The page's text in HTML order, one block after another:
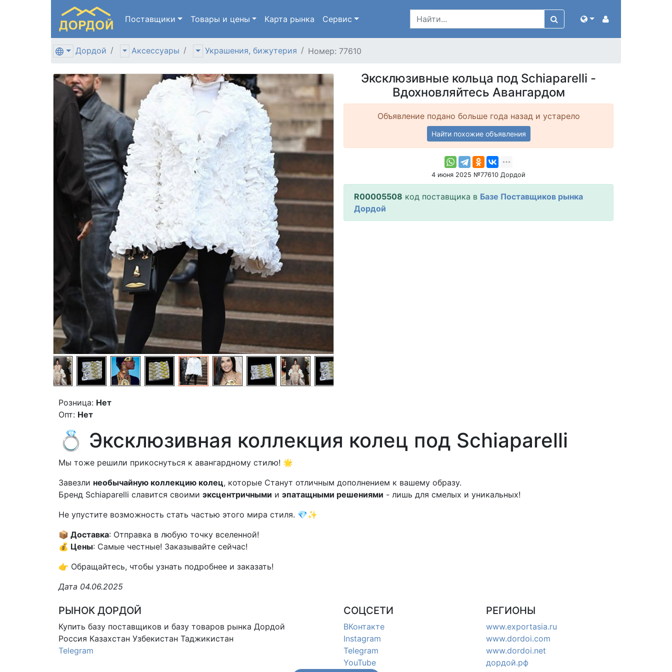
Поставщики Товары и цены Карта рынка Сервис
Дордой Аксессуары Украшения, бижутерия Номер: 77610
Эксклюзивные кольца под Sсhiараrеlli -
Вдохновляйтесь Авангардом
Объявление подано больше года назад и устарело
Найти похожие объявления
4 июня 2025 №77610 Дордой
R00005508 код поставщика в Базе Поставщиков рынка
Дордой
Розница: Нет
Опт: Нет
💍 Эксклюзивная коллекция колец под Sсhiараrеlli
Мы тоже решили прикоснуться к авангардному стилю! 🌟
Завезли необычайную коллекцию колец, которые Станут отличным дополнением к вашему образу.
Бренд Sсhiараrеlli славится своими эксцентричными и эпатащными решениями - лишь для смелых и уникальных!
Не упустите возможность стать частью этого мира стиля. 💎✨
📦 Доставка: Отправка в любую точку вселенной!
💰 Цены: Самые честные! Заказывайте сейчас!
👉 Обращайтесь, чтобы узнать подробнее и заказать!
Дата 04.06.2025
РЫНОК ДОРДОЙ
Купить базу поставщиков и базу товаров рынка Дордой
Россия Казахстан Узбекистан Таджикистан
Telegram
СОЦСЕТИ
ВКонтакте
Instagram
Telegram
YouTube
РЕГИОНЫ
www.exportasia.ru
www.dordoi.com
www.dordoi.net
дордой.рф